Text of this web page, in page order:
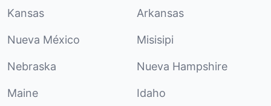
Kansas Arkansas
Nueva México Misisipi
Nebraska Nueva Hampshire
Maine Idaho